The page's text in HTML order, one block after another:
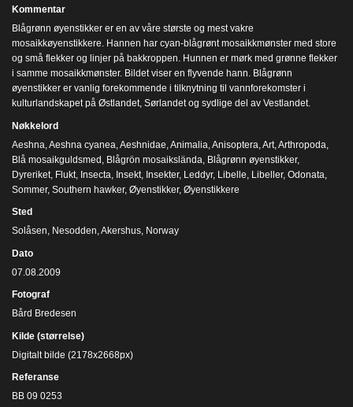
Kommentar
Blågrønn øyenstikker er en av våre største og mest vakre
mosaikkøyenstikkere. Hannen har cyan-blågrønt mosaikkmønster med store
og små flekker og linjer på bakkroppen. Hunnen er mørk med grønne flekker
i samme mosaikkmønster. Bildet viser en flyvende hann. Blågrønn
øyenstikker er vanlig forekommende i tilknytning til vannforekomster i
kulturlandskapet på Østlandet, Sørlandet og sydlige del av Vestlandet.
Nøkkelord
Aeshna Aeshna cyanea Aeshnidae Animalia Anisoptera Art Arthropoda
Blå mosaikguldsmed Blågrön mosaikslända Blågrønn øyenstikker,
Dyreriket Flukt Insecta Insekt Insekter, Leddyr, Libelle Libeller, Odonata
Sommer, Southern hawker, Øyenstikker, Øyenstikkere
Sted
Solåsen, Nesodden, Akershus, Norway
Dato
07.08.2009
Fotograf
Bård Bredesen
Kilde (størrelse)
Digitalt bilde (2178x2668px)
Referanse
BB 09 0253